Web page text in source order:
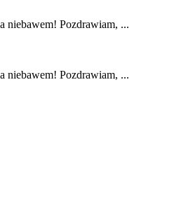
niebawem! Pozdrawiam, ...
niebawem! Pozdrawiam, ...